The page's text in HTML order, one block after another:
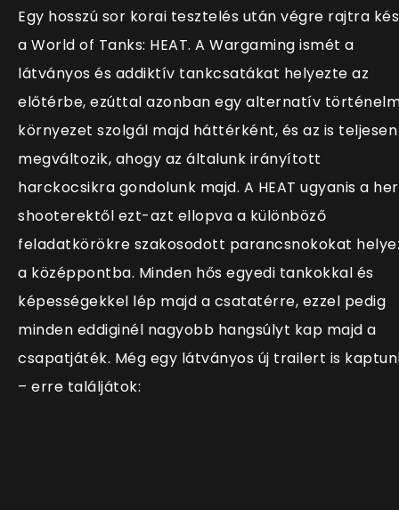
Egy hosszú sor korai tesztelés után végre rajtra
a World of Tanks: HEAT. A Wargaming ismét a
látványos és addiktív tankcsatákat helyezte az
előtérbe, ezúttal azonban egy alternatív
környezet szolgál majd háttérként, és az is teljesen
megváltozik, ahogy az általunk irányított
harckocsikra gondolunk majd. A HEAT ugyanis a
shooterektől ezt-azt ellopva a különböző
feladatkörökre szakosodott parancsnokokat
a középpontba. Minden hős egyedi tankokkal és
képességekkel lép majd a csatatérre, ezzel pedig
minden eddiginél nagyobb hangsúlyt kap majd a
csapatjáték. Még egy látványos új trailert is
– erre találjátok: